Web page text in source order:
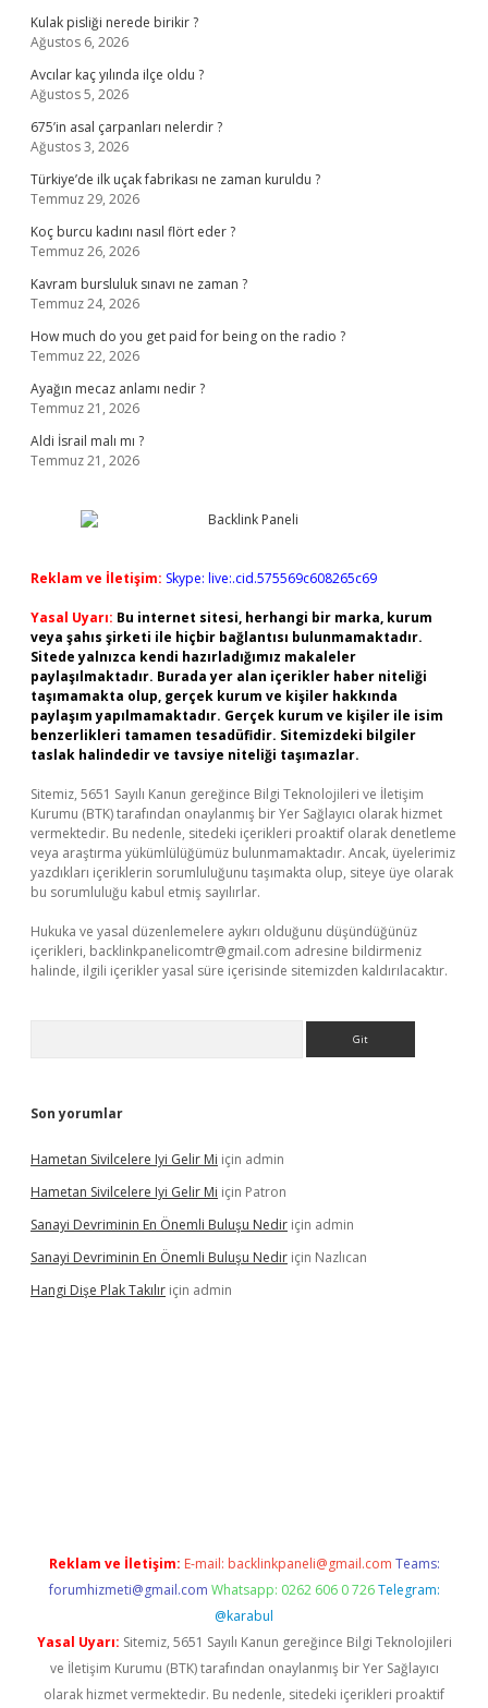
Kulak pisliği nerede birikir ?
Ağustos 6, 2026
Avcılar kaç yılında ilçe oldu ?
Ağustos 5, 2026
675’in asal çarpanları nelerdir ?
Ağustos 3, 2026
Türkiye’de ilk uçak fabrikası ne zaman kuruldu ?
Temmuz 29, 2026
Koç burcu kadını nasıl flört eder ?
Temmuz 26, 2026
Kavram bursluluk sınavı ne zaman ?
Temmuz 24, 2026
How much do you get paid for being on the radio ?
Temmuz 22, 2026
Ayağın mecaz anlamı nedir ?
Temmuz 21, 2026
Aldi İsrail malı mı ?
Temmuz 21, 2026
Reklam ve İletişim: Skype: live:.cid.575569c608265c69
Yasal Uyarı: Bu internet sitesi, herhangi bir marka, kurum
veya şahıs şirketi ile hiçbir bağlantısı bulunmamaktadır.
Sitede yalnızca kendi hazırladığımız makaleler
paylaşılmaktadır. Burada yer alan içerikler haber niteliği
taşımamakta olup, gerçek kurum ve kişiler hakkında
paylaşım yapılmamaktadır. Gerçek kurum ve kişiler ile isim
benzerlikleri tamamen tesadüfidir. Sitemizdeki bilgiler
taslak halindedir ve tavsiye niteliği taşımazlar.
Sitemiz, 5651 Sayılı Kanun gereğince Bilgi Teknolojileri ve İletişim
Kurumu (BTK) tarafından onaylanmış bir Yer Sağlayıcı olarak hizmet
vermektedir. Bu nedenle, sitedeki içerikleri proaktif olarak denetleme
veya araştırma yükümlülüğümüz bulunmamaktadır. Ancak, üyelerimiz
yazdıkları içeriklerin sorumluluğunu taşımakta olup, siteye üye olarak
bu sorumluluğu kabul etmiş sayılırlar.
Hukuka ve yasal düzenlemelere aykırı olduğunu düşündüğünüz
içerikleri, backlinkpanelicomtr@gmail.com adresine bildirmeniz
halinde, ilgili içerikler yasal süre içerisinde sitemizden kaldırılacaktır.
Son yorumlar
Hametan Sivilcelere Iyi Gelir Mi için admin
Hametan Sivilcelere Iyi Gelir Mi için Patron
Sanayi Devriminin En Önemli Buluşu Nedir için admin
Sanayi Devriminin En Önemli Buluşu Nedir için Nazlıcan
Hangi Dişe Plak Takılır için admin
Reklam ve İletişim: E-mail: backlinkpaneli@gmail.com Teams:
forumhizmeti@gmail.com Whatsapp: 0262 606 0 726 Telegram:
@karabul
Yasal Uyarı: Sitemiz, 5651 Sayılı Kanun gereğince Bilgi Teknolojileri
ve İletişim Kurumu (BTK) tarafından onaylanmış bir Yer Sağlayıcı
olarak hizmet vermektedir. Bu nedenle, sitedeki içerikleri proaktif